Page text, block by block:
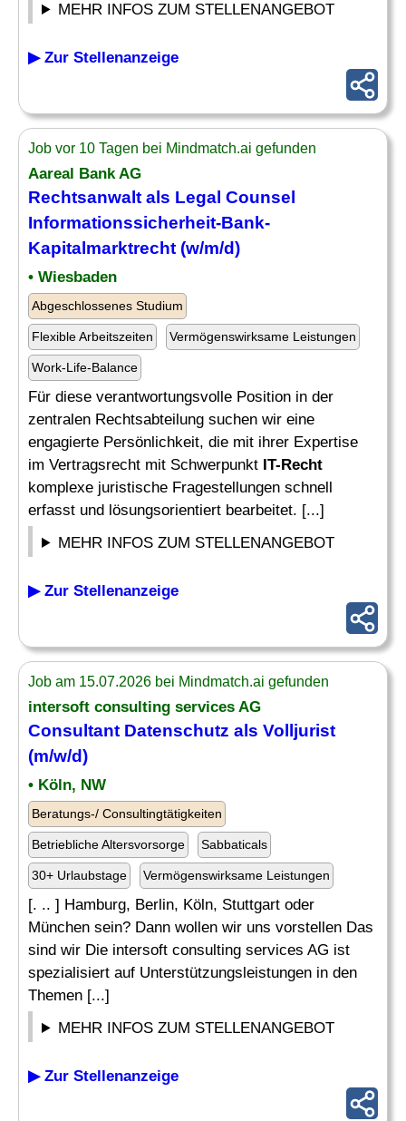
MEHR INFOS ZUM STELLENANGEBOT
▶ Zur Stellenanzeige
Job vor 10 Tagen bei Mindmatch.ai gefunden
Aareal Bank AG
Rechtsanwalt als Legal Counsel
Informationssicherheit-Bank-
Kapitalmarktrecht (w/m/d)
• Wiesbaden
Abgeschlossenes Studium
Flexible Arbeitszeiten Vermögenswirksame Leistungen
Work-Life-Balance
Für diese verantwortungsvolle Position in der
zentralen Rechtsabteilung suchen wir eine
engagierte Persönlichkeit, die mit ihrer Expertise
im Vertragsrecht mit Schwerpunkt IT-Recht
komplexe juristische Fragestellungen schnell
erfasst und lösungsorientiert bearbeitet. [...]
MEHR INFOS ZUM STELLENANGEBOT
▶ Zur Stellenanzeige
Job am 15.07.2026 bei Mindmatch.ai gefunden
intersoft consulting services AG
Consultant Datenschutz als Volljurist
(m/w/d)
• Köln, NW
Beratungs-/ Consultingtätigkeiten
Betriebliche Altersvorsorge Sabbaticals
30+ Urlaubstage Vermögenswirksame Leistungen
[. .. ] Hamburg, Berlin, Köln, Stuttgart oder
München sein? Dann wollen wir uns vorstellen Das
sind wir Die intersoft consulting services AG ist
spezialisiert auf Unterstützungsleistungen in den
Themen [...]
MEHR INFOS ZUM STELLENANGEBOT
▶ Zur Stellenanzeige